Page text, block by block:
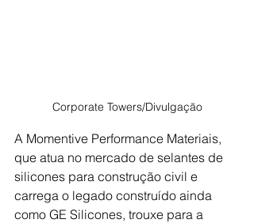
Corporate Towers/Divulgação
A Momentive Performance Materiais,
que atua no mercado de selantes de
silicones para construção civil e
carrega o legado construído ainda
como GE Silicones, trouxe para a